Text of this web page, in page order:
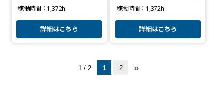
稼働時間
1,372h
詳細はこちら
稼働時間
1,372h
詳細はこちら
1 / 2 1 2 »